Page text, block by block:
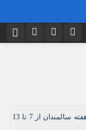
رئیس دبیرخانه شورای ملی سالمندان کشور از برگزاری هفته سالمندان از 7 تا 13
مدیریت در وب
نخواهد شد.